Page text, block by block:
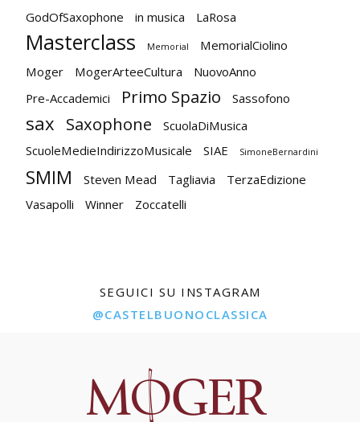
GodOfSaxophone in musica LaRosa
Masterclass Memorial
MemorialCiolino
Moger
MogerArteeCultura
NuovoAnno
Pre-Accademici
Primo Spazio Sassofono
sax Saxophone
ScuolaDiMusica
ScuoleMedieIndirizzoMusicale
SIAE SimoneBernardini
SMIM Steven Mead Tagliavia
TerzaEdizione
Vasapolli
Winner Zoccatelli
SEGUICI SU INSTAGRAM
@CASTELBUONOCLASSICA